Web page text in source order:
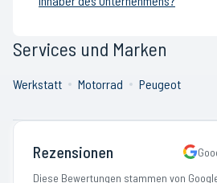
Services und Marken
Werkstatt Motorrad Peugeot
Rezensionen
Diese Bewertungen stammen von